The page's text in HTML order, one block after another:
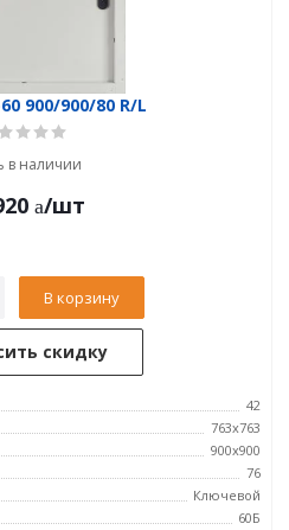
900/900/80 R/L
в наличии
/шт
В корзину
скидку
42
763x763
900x900
76
Ключевой
60Б